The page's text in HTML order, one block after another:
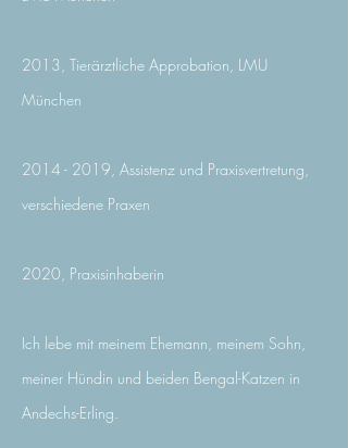
2013, Tierärztliche Approbation, LMU
München
2014 - 2019, Assistenz und Praxisvertretung,
verschiedene Praxen
2020, Praxisinhaberin
Ich lebe mit meinem Ehemann, meinem Sohn,
meiner Hündin und beiden Bengal-Katzen in
Andechs-Erling.